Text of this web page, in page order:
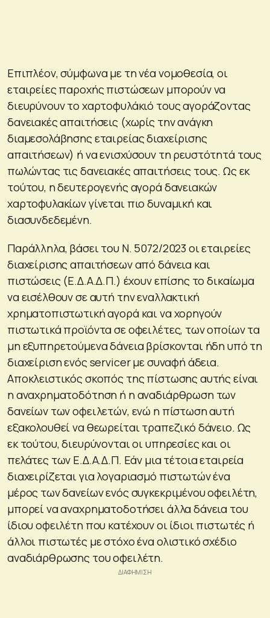
Επιπλέον, σύμφωνα με τη νέα νομοθεσία, οι
εταιρείες παροχής πιστώσεων μπορούν να
διευρύνουν το χαρτοφυλάκιό τους αγοράζοντας
δανειακές απαιτήσεις (χωρίς την ανάγκη
διαμεσολάβησης εταιρείας διαχείρισης
απαιτήσεων) ή να ενισχύσουν τη ρευστότητά τους
πωλώντας τις δανειακές απαιτήσεις τους. Ως εκ
τούτου, η δευτερογενής αγορά δανειακών
χαρτοφυλακίων γίνεται πιο δυναμική και
διασυνδεδεμένη.
Παράλληλα, βάσει του Ν. 5072/2023 οι εταιρείες
διαχείρισης απαιτήσεων από δάνεια και
πιστώσεις (Ε.Δ.Α.Δ.Π.) έχουν επίσης το δικαίωμα
να εισέλθουν σε αυτή την εναλλακτική
χρηματοπιστωτική αγορά και να χορηγούν
πιστωτικά προϊόντα σε οφειλέτες, των οποίων τα
μη εξυπηρετούμενα δάνεια βρίσκονται ήδη υπό τη
διαχείριση ενός servicer με συναφή άδεια.
Αποκλειστικός σκοπός της πίστωσης αυτής είναι
η αναχρηματοδότηση ή η αναδιάρθρωση των
δανείων των οφειλετών, ενώ η πίστωση αυτή
εξακολουθεί να θεωρείται τραπεζικό δάνειο. Ως
εκ τούτου, διευρύνονται οι υπηρεσίες και οι
πελάτες των Ε.Δ.Α.Δ.Π. Εάν μια τέτοια εταιρεία
διαχειρίζεται για λογαριασμό πιστωτών ένα
μέρος των δανείων ενός συγκεκριμένου οφειλέτη,
μπορεί να αναχρηματοδοτήσει άλλα δάνεια του
ίδιου οφειλέτη που κατέχουν οι ίδιοι πιστωτές ή
άλλοι πιστωτές με στόχο ένα ολιστικό σχέδιο
αναδιάρθρωσης του οφειλέτη.